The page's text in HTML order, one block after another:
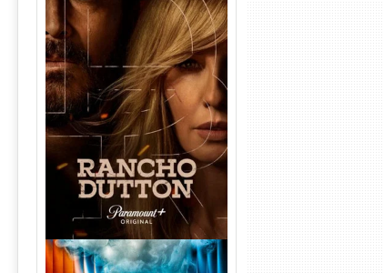
Rancho Dutton 1ª
Temporada Torrent (2026)
WEB-DL 1080p Dual Áudio